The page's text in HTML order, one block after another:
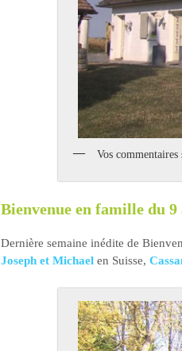
Vos
Bienvenue en famille du 9
Dernière semaine inédite de
Joseph et Michael en Suisse,